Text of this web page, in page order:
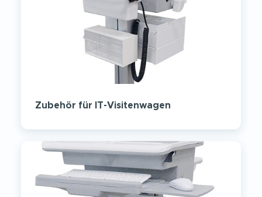
Zubehör für IT-Visitenwagen